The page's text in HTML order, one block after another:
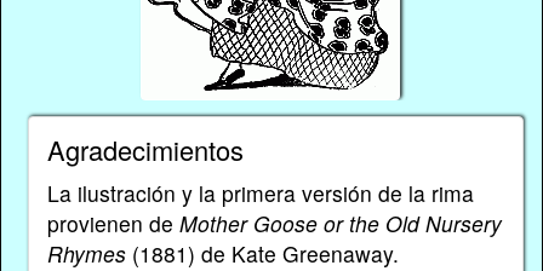
Agradecimientos
La ilustración y la primera versión de la rima
provienen de Mother Goose or the Old Nursery
Rhymes(1881) de Kate Greenaway.